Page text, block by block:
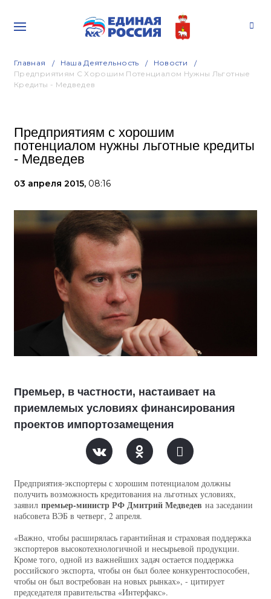
Главная Наша Деятельность
Новости
Предприятиям С Хорошим Потенциалом Нужны Льготные
Кредиты - Медведев
Предприятиям с хорошим
потенциалом нужны льготные кредиты
- Медведев
03 апреля 2015, 08:16
Премьер, в частности, настаивает на
приемлемых условиях финансирования
проектов импортозамещения
Предприятия-экспортеры с хорошим потенциалом должны
получить возможность кредитования на льготных условиях,
заявил премьер-министр РФ Дмитрий Медведев на заседании
набсовета ВЭБ в четверг, 2 апреля.
«Важно, чтобы расширялась гарантийная и страховая поддержка
экспортеров высокотехнологичной и несырьевой продукции.
Кроме того, одной из важнейших задач остается поддержка
российского экспорта, чтобы он был более конкурентоспособен,
чтобы он был востребован на новых рынках», - цитирует
председателя правительства «Интерфакс».